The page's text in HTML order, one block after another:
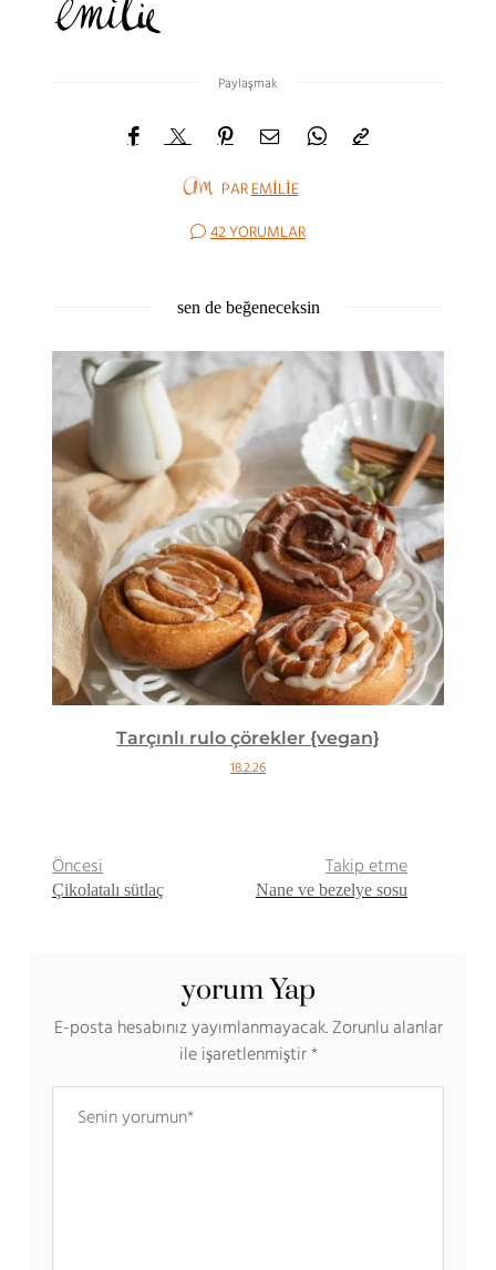
Paylaşmak
PAREMILIE
42 YORUMLAR
sen de beğeneceksin
Tarçınlı rulo çörekler {vegan}
18.2.26
Öncesi
Çikolatalı sütlaç
Takip etme
Nane ve bezelye sosu
yorum Yap
E-posta hesabınız yayımlanmayacak.Zorunlu alanlar
ile işaretlenmiştir*